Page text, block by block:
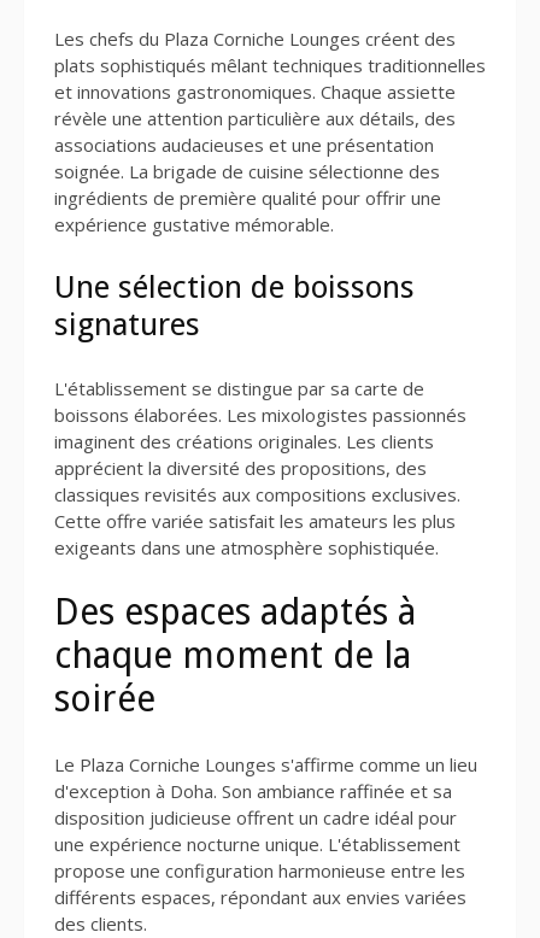
Les chefs du Plaza Corniche Lounges créent des
plats sophistiqués mêlant techniques traditionnelles
et innovations gastronomiques. Chaque assiette
révèle une attention particulière aux détails, des
associations audacieuses et une présentation
soignée. La brigade de cuisine sélectionne des
ingrédients de première qualité pour offrir une
expérience gustative mémorable.
Une sélection de boissons
signatures
L'établissement se distingue par sa carte de
boissons élaborées. Les mixologistes passionnés
imaginent des créations originales. Les clients
apprécient la diversité des propositions, des
classiques revisités aux compositions exclusives.
Cette offre variée satisfait les amateurs les plus
exigeants dans une atmosphère sophistiquée.
Des espaces adaptés à
chaque moment de la
soirée
Le Plaza Corniche Lounges s'affirme comme un lieu
d'exception à Doha. Son ambiance raffinée et sa
disposition judicieuse offrent un cadre idéal pour
une expérience nocturne unique. L'établissement
propose une configuration harmonieuse entre les
différents espaces, répondant aux envies variées
des clients.